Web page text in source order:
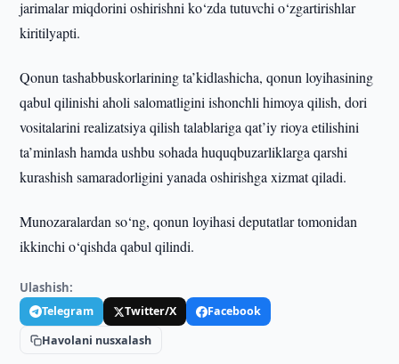
jarimalar miqdorini oshirishni ko‘zda tutuvchi o‘zgartirishlar
kiritilyapti.
Qonun tashabbuskorlarining ta’kidlashicha, qonun loyihasining
qabul qilinishi aholi salomatligini ishonchli himoya qilish, dori
vositalarini realizatsiya qilish talablariga qat’iy rioya etilishini
ta’minlash hamda ushbu sohada huquqbuzarliklarga qarshi
kurashish samaradorligini yanada oshirishga xizmat qiladi.
Munozaralardan so‘ng, qonun loyihasi deputatlar tomonidan
ikkinchi o‘qishda qabul qilindi.
Ulashish:
Telegram Twitter/X
Facebook
Havolani nusxalash